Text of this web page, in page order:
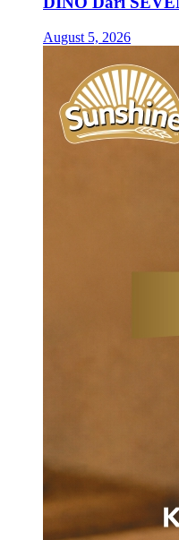
August 5, 2026